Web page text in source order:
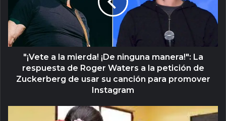
"¡Vete a la mierda! ¡De ninguna manera!": La
respuesta de Roger Waters a la petición de
Zuckerberg de usar su canción para promover
Instagram